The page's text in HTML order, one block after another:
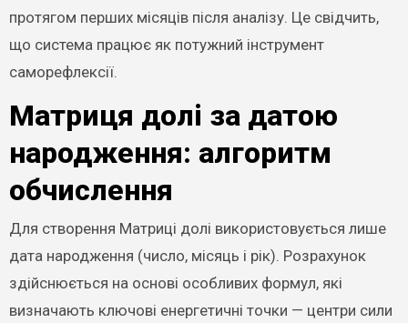
протягом перших місяців після аналізу. Це свідчить,
що система працює як потужний інструмент
саморефлексії.
Матриця долі за датою
народження: алгоритм
обчислення
Для створення Матриці долі використовується лише
дата народження (число, місяць і рік). Розрахунок
здійснюється на основі особливих формул, які
визначають ключові енергетичні точки — центри сили